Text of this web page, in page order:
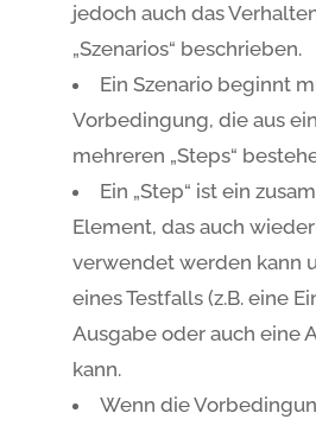
jedoch auch das
„Szenarios“ beschrieben.
Ein Szenario beginnt
Vorbedingung, die aus
mehreren „Steps“
Ein „Step“ ist ein
Element, das auch
verwendet werden kann
eines Testfalls (z.B. eine
Ausgabe oder auch eine
kann.
Wenn die